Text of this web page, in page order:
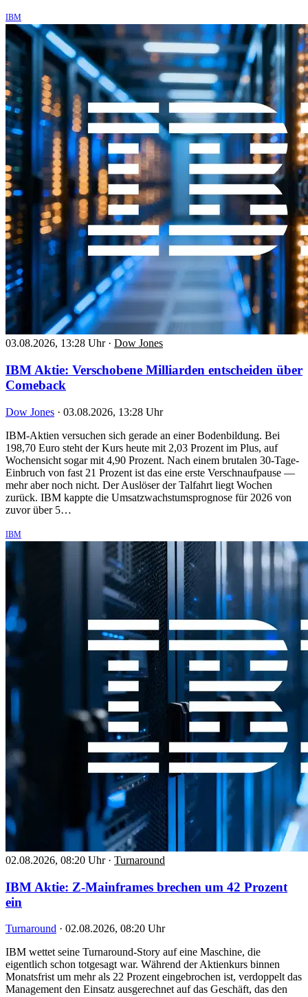
IBM
03.08.2026, 13:28 Uhr · Dow Jones
IBM Aktie: Verschobene Milliarden entscheiden über
Comeback
Dow Jones · 03.08.2026, 13:28 Uhr
IBM-Aktien versuchen sich gerade an einer Bodenbildung. Bei
198,70 Euro steht der Kurs heute mit 2,03 Prozent im Plus, auf
Wochensicht sogar mit 4,90 Prozent. Nach einem brutalen 30-Tage-
Einbruch von fast 21 Prozent ist das eine erste Verschnaufpause —
mehr aber noch nicht. Der Auslöser der Talfahrt liegt Wochen
zurück. IBM kappte die Umsatzwachstumsprognose für 2026 von
zuvor über 5…
IBM
02.08.2026, 08:20 Uhr · Turnaround
IBM Aktie: Z-Mainframes brechen um 42 Prozent
ein
Turnaround · 02.08.2026, 08:20 Uhr
IBM wettet seine Turnaround-Story auf eine Maschine, die
eigentlich schon totgesagt war. Während der Aktienkurs binnen
Monatsfrist um mehr als 22 Prozent eingebrochen ist, verdoppelt das
Management den Einsatz ausgerechnet auf das Geschäft, das den